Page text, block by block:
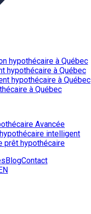
hypothécaire à Québec
hypothécaire à Québec
hypothécaire à Québec
à Québec
Avancée
intelligent
prêt hypothécaire
BlogContact